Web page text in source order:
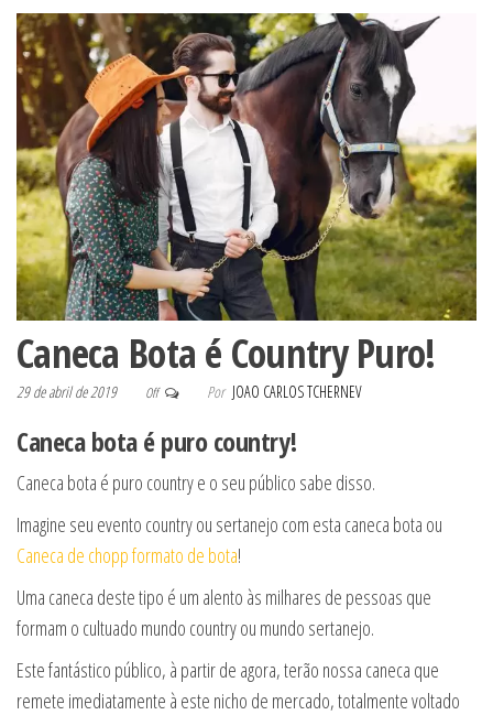
Caneca Bota é Country Puro!
29 de abril de 2019 Off Por JOAO CARLOS TCHERNEV
Caneca bota é puro country!
Caneca bota é puro country e o seu público sabe disso.
Imagine seu evento country ou sertanejo com esta caneca bota ou
Caneca de chopp formato de bota!
Uma caneca deste tipo é um alento às milhares de pessoas que
formam o cultuado mundo country ou mundo sertanejo.
Este fantástico público, à partir de agora, terão nossa caneca que
remete imediatamente à este nicho de mercado, totalmente voltado